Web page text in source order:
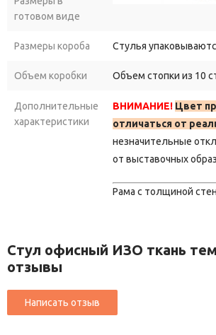
готовом виде
Размеры короба Стулья
Объем коробки Объем стопки из 10
Дополнительные
характеристики
ВНИМАНИЕ! Цвет
отличаться от
незначительные
от выставочных
Рама с толщиной
Стул офисный ИЗО ткань
отзывы